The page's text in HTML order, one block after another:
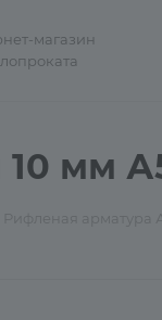
магазин
мм